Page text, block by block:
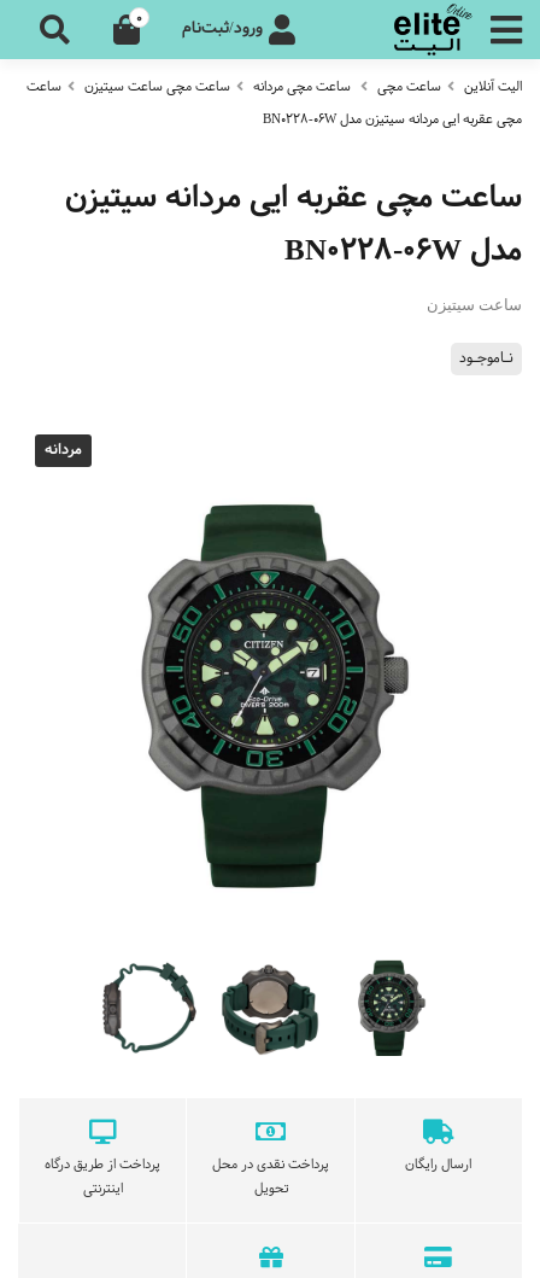
ورود/ثبت‌نام 0
الیت آنلاین ساعت مچی ساعت مچی مردانه ساعت مچی ساعت سیتیزن
ساعت
مچی عقربه ایی مردانه سیتیزن مدل BN0228-06W
ساعت مچی عقربه ایی مردانه سیتیزن
مدل BN0228-06W
ساعت سیتیزن
نـاموجـود
مردانه
ارسال رایگان
پرداخت نقدی در محل
تحویل
پرداخت از طریق درگاه
اینترنتی